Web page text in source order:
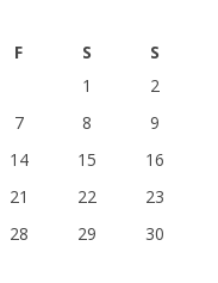
F S
S
1
2
7 8
9
14 15
16
21 22
23
28 29
30